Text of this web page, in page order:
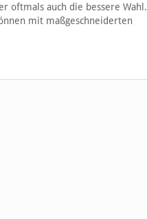
oftmals auch die bessere Wahl.
mit maßgeschneiderten